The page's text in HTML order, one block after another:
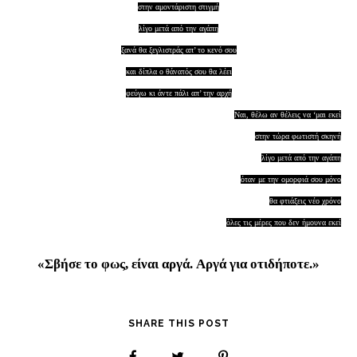
στην αμοντάριστη στιγμή
λίγο μετά από την αγάπη
ξανά θα ξεγλιστράς απ’ το κενό σου
και δίπλα ο θάνατός σου θα λέει
φεύγω κι άντε πάλι απ’ την αρχή
Ναι, θέλω αν θέλεις να ‘μαι εκεί
στην τώρα φωτιστή σκηνή
λίγο μετά από την αγάπη
όταν με την ομορφιά σου μόνο
θα φτιάξεις νέο χρόνο
όλες τις μέρες που δεν ήμουνα εκεί
«Σβήσε το φως, είναιαργά. Αργάγιαοτιδήποτε.»
SHARE THIS POST